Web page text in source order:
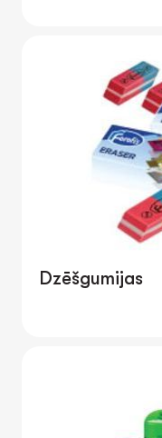
Dzēšgumijas